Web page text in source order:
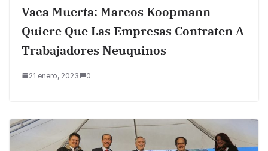
Vaca Muerta: Marcos Koopmann
Quiere Que Las Empresas Contraten A
Trabajadores Neuquinos
21 enero, 2023 0